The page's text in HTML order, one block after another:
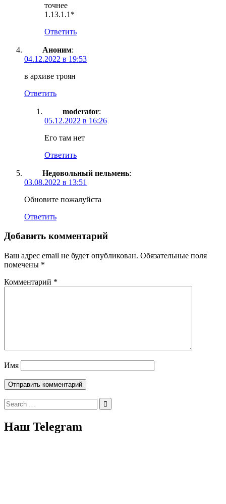
точнее
1.13.1.1*
Ответить
Аноним:
04.12.2022 в 19:53
в архиве троян
Ответить
moderator:
05.12.2022 в 16:26
Его там нет
Ответить
Недовольный пельмень:
03.08.2022 в 13:51
Обновите пожалуйста
Ответить
Добавить комментарий
Ваш адрес email не будет опубликован. Обязательные поля
помечены *
Комментарий *
Имя
Search
for:
Наш Telegram